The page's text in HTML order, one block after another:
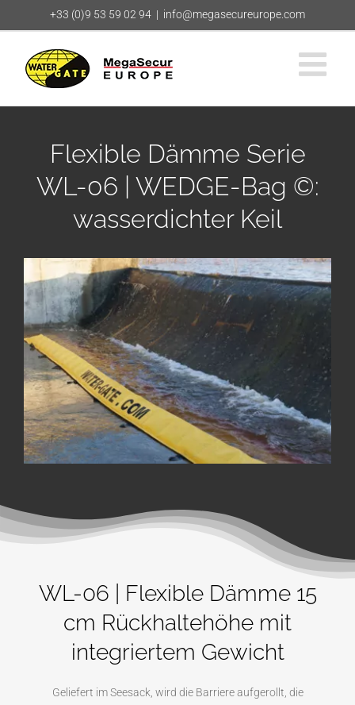
Inhalt
+33 (0)9 53 59 02 94 | info@megasecureurope.com
Flexible Dämme Serie
WL-06 | WEDGE-Bag ©:
wasserdichter Keil
WL-06 | Flexible Dämme 15
cm Rückhaltehöhe mit
integriertem Gewicht
Geliefert im Seesack, wird die Barriere aufgerollt, die